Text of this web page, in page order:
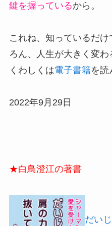
鍵を握っているから。
これね、知っているだ
ろん、人生が大きく変わ
くわしくは電子書籍を読
2022年9月29日
★白鳥澄江の著書
だい